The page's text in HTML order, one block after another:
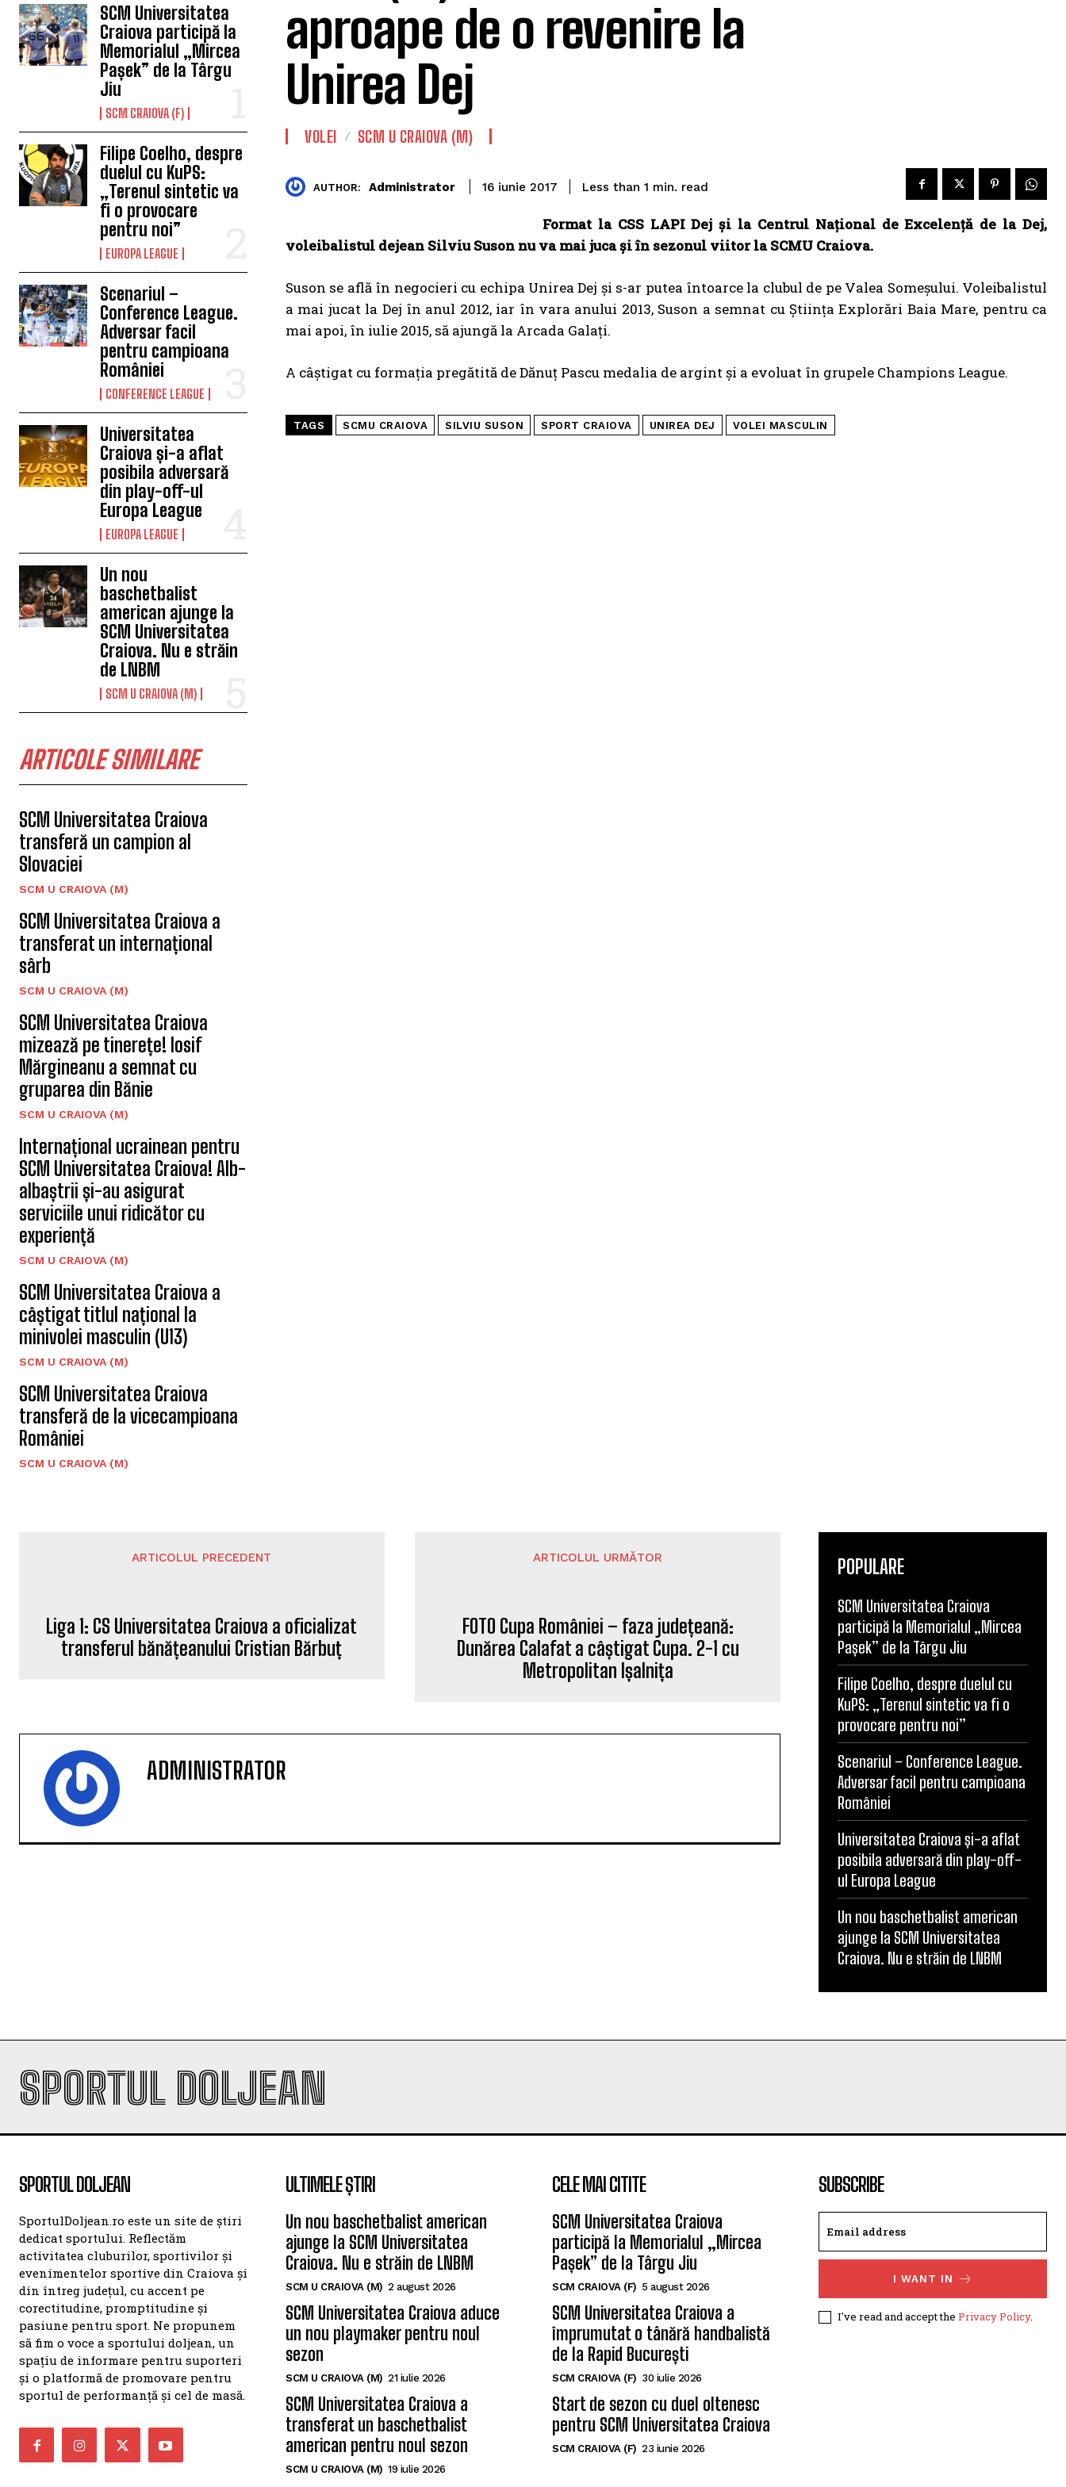
SCM Universitatea
Craiova participă la
Memorialul „Mircea
Pașek” de la Târgu
Jiu
SCM CRAIOVA (F)
Filipe Coelho, despre
duelul cu KuPS:
„Terenul sintetic va
fi o provocare
pentru noi”
EUROPA LEAGUE
Scenariul –
Conference League.
Adversar facil
pentru campioana
României
CONFERENCE LEAGUE
Universitatea
Craiova și-a aflat
posibila adversară
din play-off-ul
Europa League
EUROPA LEAGUE
Un nou
baschetbalist
american ajunge la
SCM Universitatea
Craiova. Nu e străin
de LNBM
SCM U CRAIOVA (M)
ARTICOLE SIMILARE
SCM Universitatea Craiova
transferă un campion al
Slovaciei
SCM U CRAIOVA (M)
SCM Universitatea Craiova a
transferat un internațional
sârb
SCM U CRAIOVA (M)
SCM Universitatea Craiova
mizează pe tinerețe! Iosif
Mărgineanu a semnat cu
gruparea din Bănie
SCM U CRAIOVA (M)
Internațional ucrainean pentru
SCM Universitatea Craiova! Alb-
albaștrii și-au asigurat
serviciile unui ridicător cu
experiență
SCM U CRAIOVA (M)
SCM Universitatea Craiova a
câștigat titlul național la
minivolei masculin (U13)
SCM U CRAIOVA (M)
SCM Universitatea Craiova
transferă de la vicecampioana
României
SCM U CRAIOVA (M)
aproape de o revenire la
Unirea Dej
VOLEI SCM U CRAIOVA (M)
AUTHOR: Administrator 16 iunie 2017 Less than 1 min. read
Format la CSS LAPI Dej și la Centrul Național de Excelență de la Dej,
voleibalistul dejean Silviu Suson nu va mai juca și în sezonul viitor la SCMU Craiova.
Suson se află în negocieri cu echipa Unirea Dej și s-ar putea întoarce la clubul de pe Valea Someșului. Voleibalistul
a mai jucat la Dej în anul 2012, iar în vara anului 2013, Suson a semnat cu Știința Explorări Baia Mare, pentru ca
mai apoi, în iulie 2015, să ajungă la Arcada Galați.
A câștigat cu formația pregătită de Dănuț Pascu medalia de argint și a evoluat în grupele Champions League.
TAGS SCMU CRAIOVA SILVIU SUSON SPORT CRAIOVA UNIREA DEJ VOLEI MASCULIN
ARTICOLUL PRECEDENT
Liga 1: CS Universitatea Craiova a oficializat
ARTICOLUL URMĂTOR
FOTO Cupa României – faza județeană:
Dunărea Calafat a câștigat Cupa. 2-1 cu
Metropolitan Ișalnița
ADMINISTRATOR
POPULARE
SCM Universitatea Craiova
participă la Memorialul „Mircea
Pașek” de la Târgu Jiu
Filipe Coelho, despre duelul cu
KuPS: „Terenul sintetic va fi o
provocare pentru noi”
Scenariul – Conference League.
Adversar facil pentru campioana
României
Universitatea Craiova și-a aflat
posibila adversară din play-off-
ul Europa League
Un nou baschetbalist american
ajunge la SCM Universitatea
Craiova. Nu e străin de LNBM
SPORTUL DOLJEAN
SPORTUL DOLJEAN
SportulDoljean.ro este un site de știri
dedicat sportului. Reflectăm
activitatea cluburilor, sportivilor și
evenimentelor sportive din Craiova și
din întreg județul, cu accent pe
corectitudine, promptitudine și
pasiune pentru sport. Ne propunem
să fim o voce a sportului doljean, un
spațiu de informare pentru suporteri
și o platformă de promovare pentru
sportul de performanță și cel de masă.
ULTIMELE ȘTIRI
Un nou baschetbalist american
ajunge la SCM Universitatea
Craiova. Nu e străin de LNBM
SCM U CRAIOVA (M) 2 august 2026
SCM Universitatea Craiova aduce
un nou playmaker pentru noul
sezon
SCM U CRAIOVA (M) 21 iulie 2026
SCM Universitatea Craiova a
transferat un baschetbalist
american pentru noul sezon
SCM U CRAIOVA (M) 19 iulie 2026
CELE MAI CITITE
SCM Universitatea Craiova
participă la Memorialul „Mircea
Pașek” de la Târgu Jiu
SCM CRAIOVA (F) 5 august 2026
SCM Universitatea Craiova a
împrumutat o tânără handbalistă
de la Rapid București
SCM CRAIOVA (F) 30 iulie 2026
Start de sezon cu duel oltenesc
pentru SCM Universitatea Craiova
SCM CRAIOVA (F) 23 iunie 2026
SUBSCRIBE
I WANT IN
I've read and accept the Privacy Policy.